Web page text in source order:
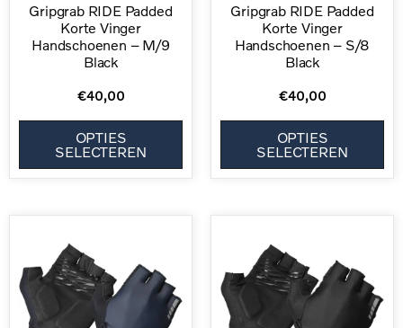
Gripgrab RIDE Padded
Korte Vinger
Handschoenen – M/9
Black
€40,00
OPTIES
SELECTEREN
Gripgrab RIDE Padded
Korte Vinger
Handschoenen – S/8
Black
€40,00
OPTIES
SELECTEREN